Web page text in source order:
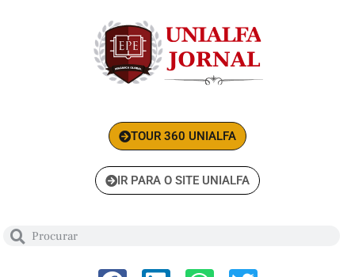
TOUR 360 UNIALFA
IR PARA O SITE UNIALFA